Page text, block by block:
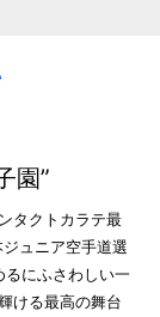
園”
タクトカラテ最
ュニア空手道選
るにふさわしい一
ける最高の舞台